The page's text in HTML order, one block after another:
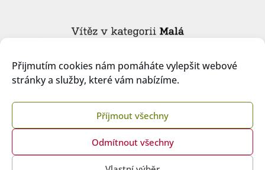
Přijmutím cookies nám pomáháte vylepšit webové
stránky a služby, které vám nabízíme.
Příjmout všechny
Odmítnout všechny